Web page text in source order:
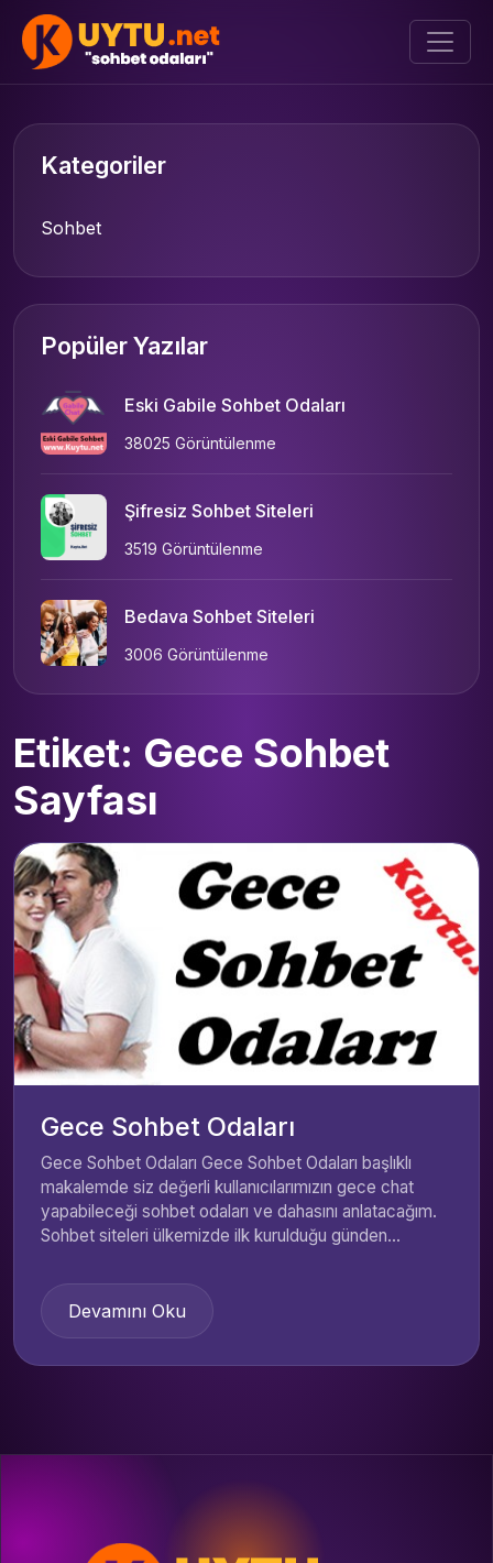
Kategoriler
Sohbet
Popüler Yazılar
Eski Gabile Sohbet Odaları
38025 Görüntülenme
Şifresiz Sohbet Siteleri
3519 Görüntülenme
Bedava Sohbet Siteleri
3006 Görüntülenme
Etiket: Gece Sohbet
Sayfası
Gece Sohbet Odaları
Gece Sohbet Odaları Gece Sohbet Odaları başlıklı
makalemde siz değerli kullanıcılarımızın gece chat
yapabileceği sohbet odaları ve dahasını anlatacağım.
Sohbet siteleri ülkemizde ilk kurulduğu günden...
Devamını Oku